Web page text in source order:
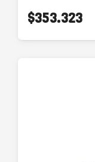
$353.323